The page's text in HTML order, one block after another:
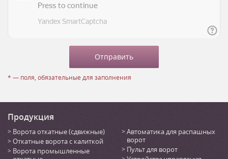
* — поля, обязательные для заполнения
Продукция
Ворота откатные (сдвижные)
Откатные ворота с калиткой
Ворота промышленные
Автоматика для распашных
ворот
Пульт для ворот